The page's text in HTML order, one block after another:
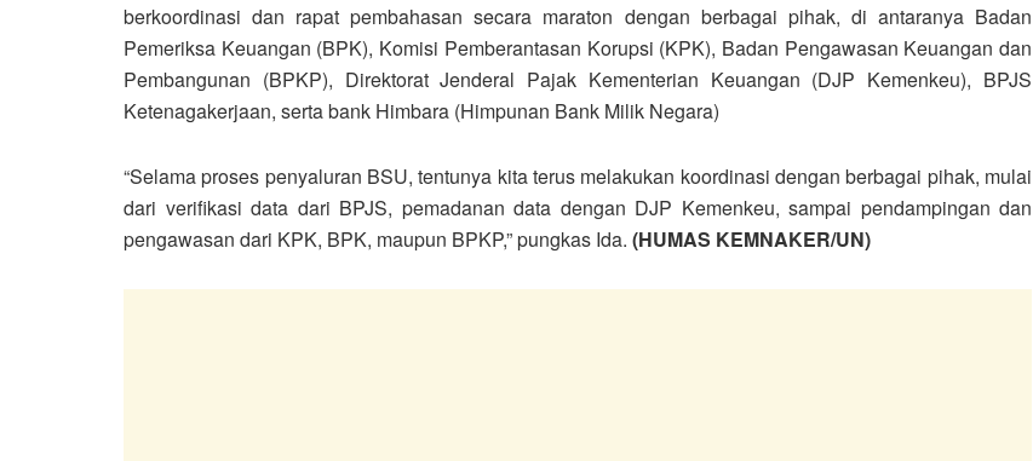
berkoordinasi dan rapat pembahasan secara maraton dengan berbagai pihak, di antaranya Badan
Pemeriksa Keuangan (BPK), Komisi Pemberantasan Korupsi (KPK), Badan Pengawasan Keuangan dan
Pembangunan (BPKP), Direktorat Jenderal Pajak Kementerian Keuangan (DJP Kemenkeu), BPJS
Ketenagakerjaan, serta bank Himbara (Himpunan Bank Milik Negara)
“Selama proses penyaluran BSU, tentunya kita terus melakukan koordinasi dengan berbagai pihak, mulai
dari verifikasi data dari BPJS, pemadanan data dengan DJP Kemenkeu, sampai pendampingan dan
pengawasan dari KPK, BPK, maupun BPKP,” pungkas Ida. (HUMAS KEMNAKER/UN)